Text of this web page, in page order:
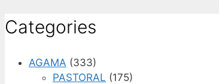
Categories
AGAMA (333)
PASTORAL (175)